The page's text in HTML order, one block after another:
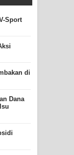
Sport
di
Dana